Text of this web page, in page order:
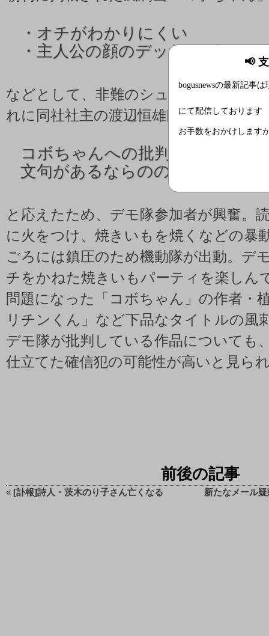
📢
bogusnewsの最新記事は
にて配信しております
お手数をおかけします
・オチがわかりにくい
・主人公の顔のデッサンが狂っ
などとして、非難のシュプレヒコール
れに同社社主の渡辺恒雄氏が
コボちゃんへの批判は言論統制。
文句があるならののちゃんでも
と応えたため、デモ隊参加者が興奮。
に火をつけ、焼きいもを焼くなどの暴
ごろには鎮圧のため機動隊が出動。デ
チをかねた焼きいもパーティを楽しん
問題になった「コボちゃん」の作者・
リチンくん」など下品なタイトルの風
デモ隊が批判している作品についても
仕立てた確信犯の可能性が高いと見ら
前後の記事
« [訃報]詩人・茨木のり子さん亡くなる 新たなメール